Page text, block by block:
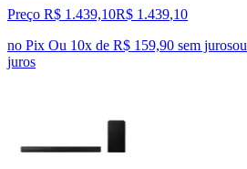
Preço R$ 1.439,10R$ 1.439,10
no Pix Ou 10x de R$ 159,90 sem jurosou
juros